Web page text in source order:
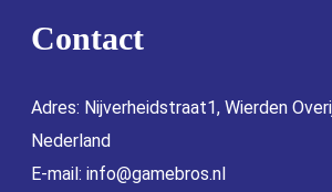
Contact
Adres: Nijverheidstraat1, Wierden
Nederland
E-mail: info@gamebros.nl